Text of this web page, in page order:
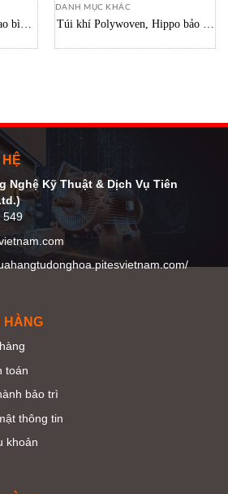
bì
DANH MỤC KHÁC
Túi khí Polywoven, Hippo bảo vệ
HỆ
Nghệ Kỹ Thuật& Dịch Vụ Tiên
549
HÀNG
toán
bảo trì
thông tin
khoản